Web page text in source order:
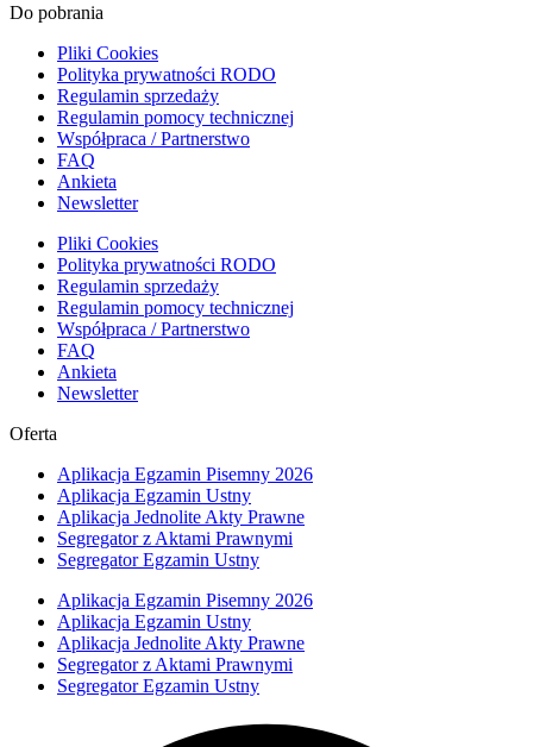
Do pobrania
Pliki Cookies
Polityka prywatności RODO
Regulamin sprzedaży
Regulamin pomocy technicznej
Współpraca / Partnerstwo
FAQ
Ankieta
Newsletter
Pliki Cookies
Polityka prywatności RODO
Regulamin sprzedaży
Regulamin pomocy technicznej
Współpraca / Partnerstwo
FAQ
Ankieta
Newsletter
Oferta
Aplikacja Egzamin Pisemny 2026
Aplikacja Egzamin Ustny
Aplikacja Jednolite Akty Prawne
Segregator z Aktami Prawnymi
Segregator Egzamin Ustny
Aplikacja Egzamin Pisemny 2026
Aplikacja Egzamin Ustny
Aplikacja Jednolite Akty Prawne
Segregator z Aktami Prawnymi
Segregator Egzamin Ustny